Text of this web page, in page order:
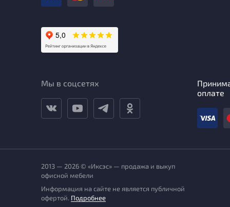
Мы в соцсетях
оплате
2013 — 2026 © «Иксэс» — продажа и выкуп
офисной мебели
Информация на сайте не является публичной
офертой. Подробнее